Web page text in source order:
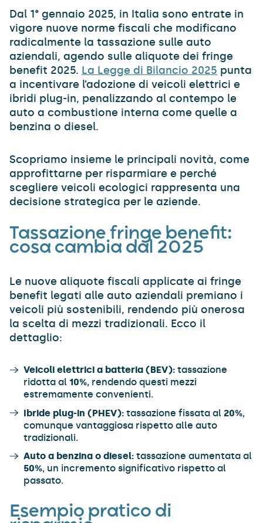
Dal 1° gennaio 2025, in Italia sono entrate in
vigore nuove norme fiscali che modificano
radicalmente la tassazione sulle auto
aziendali, agendo sulle aliquote dei fringe
benefit 2025. La Legge di Bilancio 2025 punta
a incentivare l’adozione di veicoli elettrici e
ibridi plug-in, penalizzando al contempo le
auto a combustione interna come quelle a
benzina o diesel.
Scopriamo insieme le principali novità, come
approfittarne per risparmiare e perché
scegliere veicoli ecologici rappresenta una
decisione strategica per le aziende.
Tassazione fringe benefit:
cosa cambia dal 2025
Le nuove aliquote fiscali applicate ai fringe
benefit legati alle auto aziendali premiano i
veicoli più sostenibili, rendendo più onerosa
la scelta di mezzi tradizionali. Ecco il
dettaglio:
Veicoli elettrici a batteria (BEV): tassazione
ridotta al 10%, rendendo questi mezzi
estremamente convenienti.
Ibride plug-in (PHEV): tassazione fissata al 20%,
comunque vantaggiosa rispetto alle auto
tradizionali.
Auto a benzina o diesel: tassazione aumentata al
50%, un incremento significativo rispetto al
passato.
Esempio pratico di